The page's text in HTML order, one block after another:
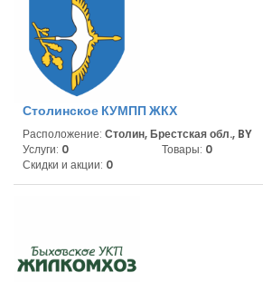
Столинское КУМПП ЖКХ
Расположение: Столин, Брестская обл., BY
Услуги: 0 Товары: 0
Скидки и акции: 0